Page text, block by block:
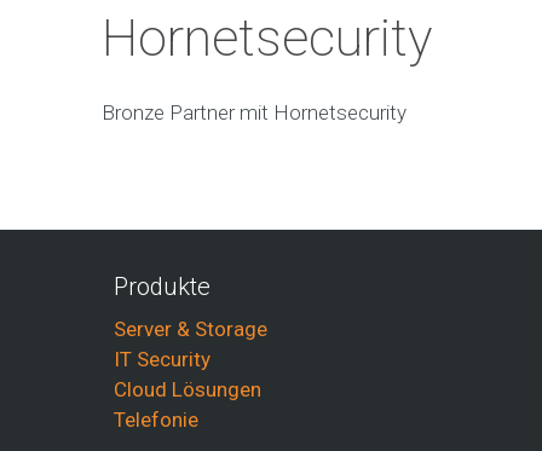
Hornetsecurity
Bronze Partner mit Hornetsecurity
Produkte
Server & Storage
IT Security
Cloud Lösungen
Telefonie